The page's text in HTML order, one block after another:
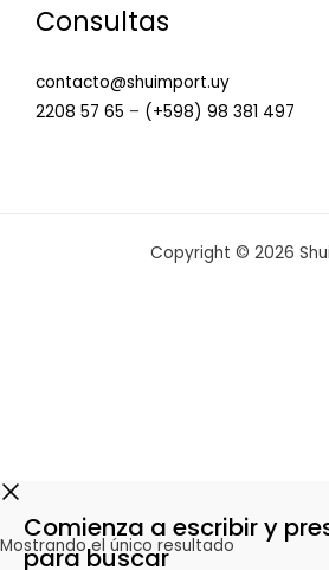
Mostrando el único resultado
Consultas
contacto@shuimport.uy
2208 57 65 – (+598) 98 381 497
Copyright © 2026
Comienza a escribir y
para buscar